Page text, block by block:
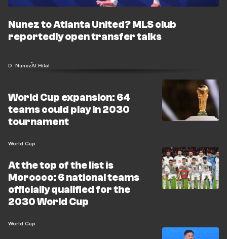
Nunez to Atlanta United? MLS club
reportedly open transfer talks
D. NunezAl Hilal
World Cup expansion: 64
teams could play in 2030
tournament
World Cup
At the top of the list is
Morocco: 6 national teams
officially qualified for the
2030 World Cup
World Cup